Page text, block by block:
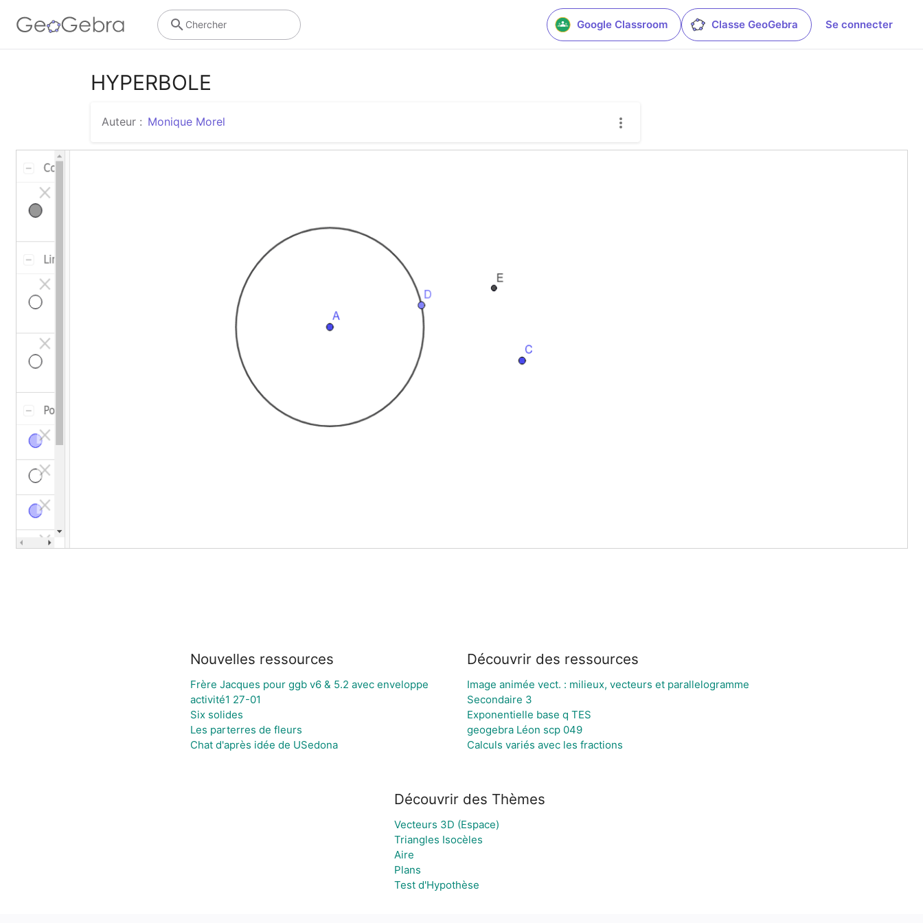
Google Classroom Classe GeoGebra Se connecter
Chercher
HYPERBOLE
Auteur : Monique Morel
Nouvelles ressources
Frère Jacques pour ggb v6 & 5.2 avec enveloppe
activité1 27-01
Six solides
Les parterres de fleurs
Chat d'après idée de USedona
Découvrir des ressources
Image animée vect. : milieux, vecteurs et parallelogramme
Secondaire 3
Exponentielle base q TES
geogebra Léon scp 049
Calculs variés avec les fractions
Découvrir des Thèmes
Vecteurs 3D (Espace)
Triangles Isocèles
Aire
Plans
Test d'Hypothèse